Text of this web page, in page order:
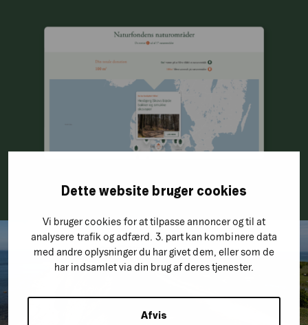
Dette website bruger cookies
Vi bruger cookies for at tilpasse annoncer og til at
analysere trafik og adfærd. 3. part kan kombinere data
med andre oplysninger du har givet dem, eller som de
har indsamlet via din brug af deres tjenester.
Afvis